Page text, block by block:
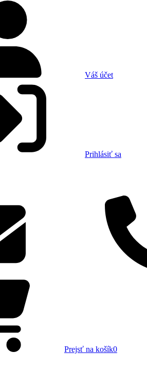
Váš účet
Prihlásiť sa
Prejsť na košík0